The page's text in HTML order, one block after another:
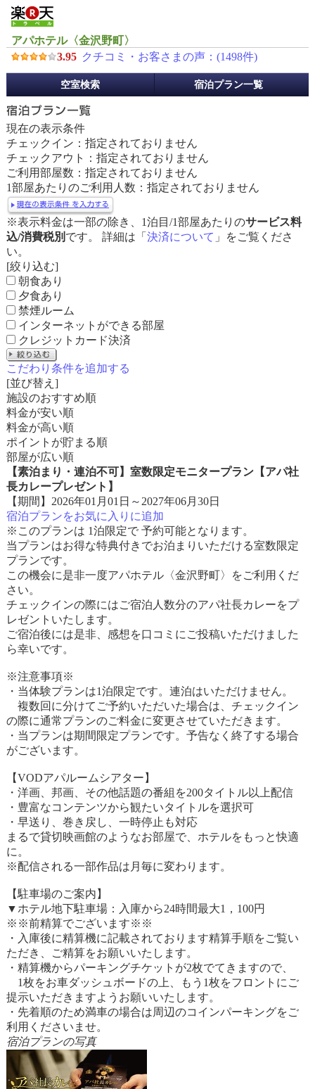
アパホテル〈金沢野町〉
3.95 クチコミ・お客さまの声：(1498件)
約
メ
ニ
ュ
ー
空室検索 宿泊プラン一覧
現在の表示条件
チェックイン：指定されておりません
チェックアウト：指定されておりません
ご利用部屋数：指定されておりません
1部屋あたりのご利用人数：指定されておりません
※表示料金は一部の除き、1泊目/1部屋あたりのサービス料
込/消費税別 です。 詳細は「 決済について 」をご覧くださ
い。
[絞り込む]
朝食あり
夕食あり
禁煙ルーム
インターネットができる部屋
クレジットカード決済
こだわり条件を追加する
[並び替え]
施設のおすすめ順
料金が安い順
料金が高い順
ポイントが貯まる順
部屋が広い順
【素泊まり・連泊不可】室数限定モニタープラン【アパ社
長カレープレゼント】
【期間】2026年01月01日～2027年06月30日
宿泊プランをお気に入りに追加
※このプランは 1泊限定で 予約可能となります。
当プランはお得な特典付きでお泊まりいただける室数限定
プランです。
この機会に是非一度アパホテル〈金沢野町〉をご利用くだ
さい。
チェックインの際にはご宿泊人数分のアパ社長カレーをプ
レゼントいたします。
ご宿泊後には是非、感想を口コミにご投稿いただけました
ら幸いです。
※注意事項※
・当体験プランは1泊限定です。連泊はいただけません。
複数回に分けてご予約いただいた場合は、チェックイン
の際に通常プランのご料金に変更させていただきます。
・当プランは期間限定プランです。予告なく終了する場合
がございます。
【VODアパルームシアター】
・洋画、邦画、その他話題の番組を200タイトル以上配信
・豊富なコンテンツから観たいタイトルを選択可
・早送り、巻き戻し、一時停止も対応
まるで貸切映画館のようなお部屋で、ホテルをもっと快適
に。
※配信される一部作品は月毎に変わります。
【駐車場のご案内】
▼ホテル地下駐車場：入庫から24時間最大1，100円
※※前精算でございます※※
・入庫後に精算機に記載されております精算手順をご覧い
ただき、ご精算をお願いいたします。
・精算機からパーキングチケットが2枚でてきますので、
1枚をお車ダッシュボードの上、もう1枚をフロントにご
提示いただきますようお願いいたします。
・先着順のため満車の場合は周辺のコインパーキングをご
利用くださいませ。
宿泊プランの写真